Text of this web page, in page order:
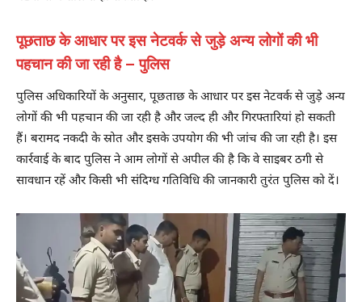
पूछताछ के आधार पर इस नेटवर्क से जुड़े अन्य लोगों की भी
पहचान की जा रही है – पुलिस
पुलिस अधिकारियों के अनुसार, पूछताछ के आधार पर इस नेटवर्क से जुड़े अन्य
लोगों की भी पहचान की जा रही है और जल्द ही और गिरफ्तारियां हो सकती
हैं। बरामद नकदी के स्रोत और इसके उपयोग की भी जांच की जा रही है। इस
कार्रवाई के बाद पुलिस ने आम लोगों से अपील की है कि वे साइबर ठगी से
सावधान रहें और किसी भी संदिग्ध गतिविधि की जानकारी तुरंत पुलिस को दें।